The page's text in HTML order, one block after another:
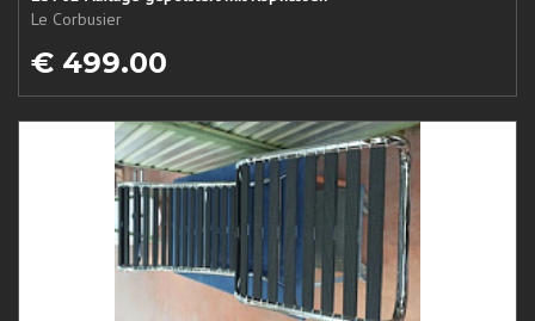
Le Corbusier
€ 499.00